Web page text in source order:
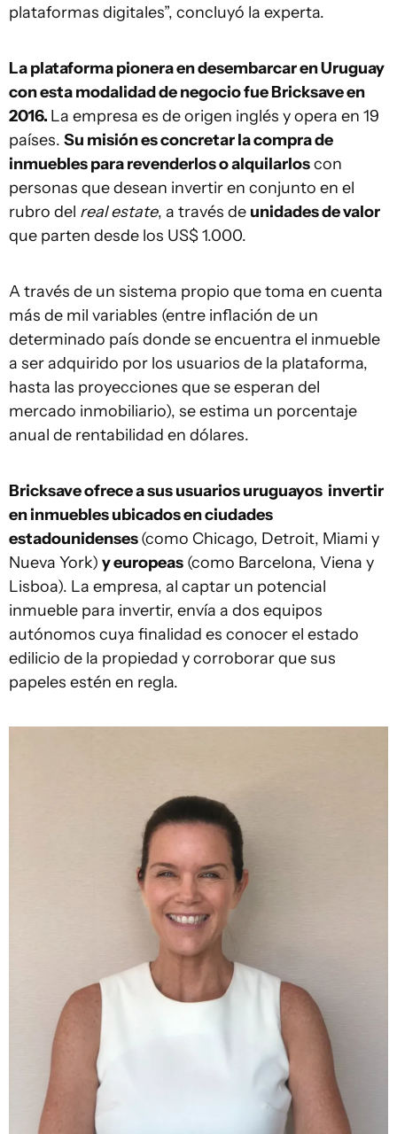
plataformas digitales”, concluyó la experta.
La plataforma pionera en desembarcar en Uruguay
con esta modalidad de negocio fue Bricksave en
2016. La empresa es de origen inglés y opera en 19
países. Su misión es concretar la compra de
inmuebles para revenderlos o alquilarloscon
personas que desean invertir en conjunto en el
rubro del real estate, a través de unidades de valor
que parten desde los US$ 1.000.
A través de un sistema propio que toma en cuenta
más de mil variables (entre inflación de un
determinado país donde se encuentra el inmueble
a ser adquirido por los usuarios de la plataforma,
hasta las proyecciones que se esperan del
mercado inmobiliario), se estima un porcentaje
anual de rentabilidad en dólares.
Bricksave ofrece a sus usuarios uruguayos invertir
en inmuebles ubicados en ciudades
estadounidenses(como Chicago, Detroit, Miami y
Nueva York) y europeas (como Barcelona, Viena y
Lisboa). La empresa, al captar un potencial
inmueble para invertir, envía a dos equipos
autónomos cuya finalidad es conocer el estado
edilicio de la propiedad y corroborar que sus
papeles estén en regla.